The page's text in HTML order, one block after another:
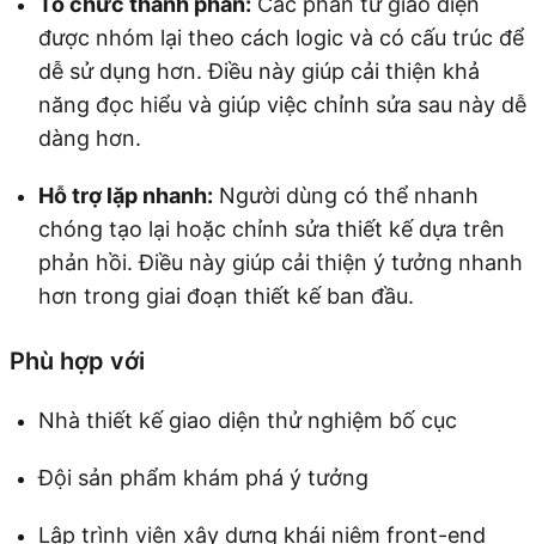
được nhóm lại theo cách logic và có cấu trúc để
dễ sử dụng hơn. Điều này giúp cải thiện khả
năng đọc hiểu và giúp việc chỉnh sửa sau này dễ
dàng hơn.
Hỗ trợ lặp nhanh: Người dùng có thể nhanh
chóng tạo lại hoặc chỉnh sửa thiết kế dựa trên
phản hồi. Điều này giúp cải thiện ý tưởng nhanh
hơn trong giai đoạn thiết kế ban đầu.
Phù hợp với
Nhà thiết kế giao diện thử nghiệm bố cục
Đội sản phẩm khám phá ý tưởng
Lập trình viên xây dựng khái niệm front-end